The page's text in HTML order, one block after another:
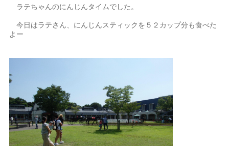
ラテちゃんのにんじんタイムでした。
今日はラテさん、にんじんスティックを５２カップ分も食べた
よー